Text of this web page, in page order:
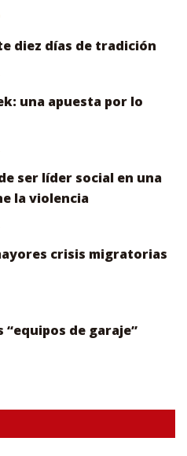
diez días de tradición
una apuesta por lo
ser líder social en una
la violencia
crisis migratorias
“equipos de garaje”